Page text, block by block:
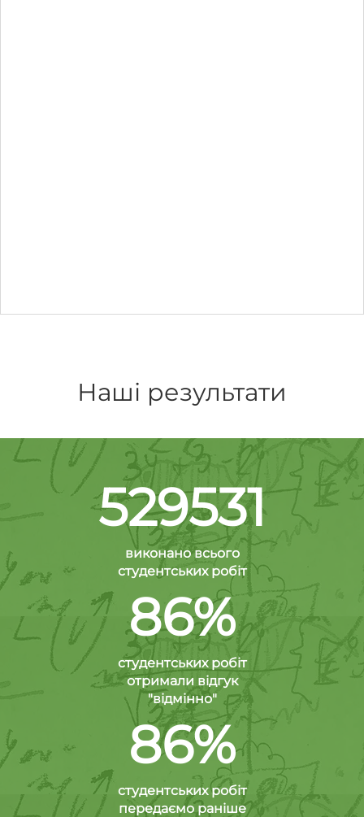
Наші результати
529531
виконано всього
студентських робіт
86%
студентських робіт
отримали відгук
"відмінно"
86%
студентських робіт
передаємо раніше